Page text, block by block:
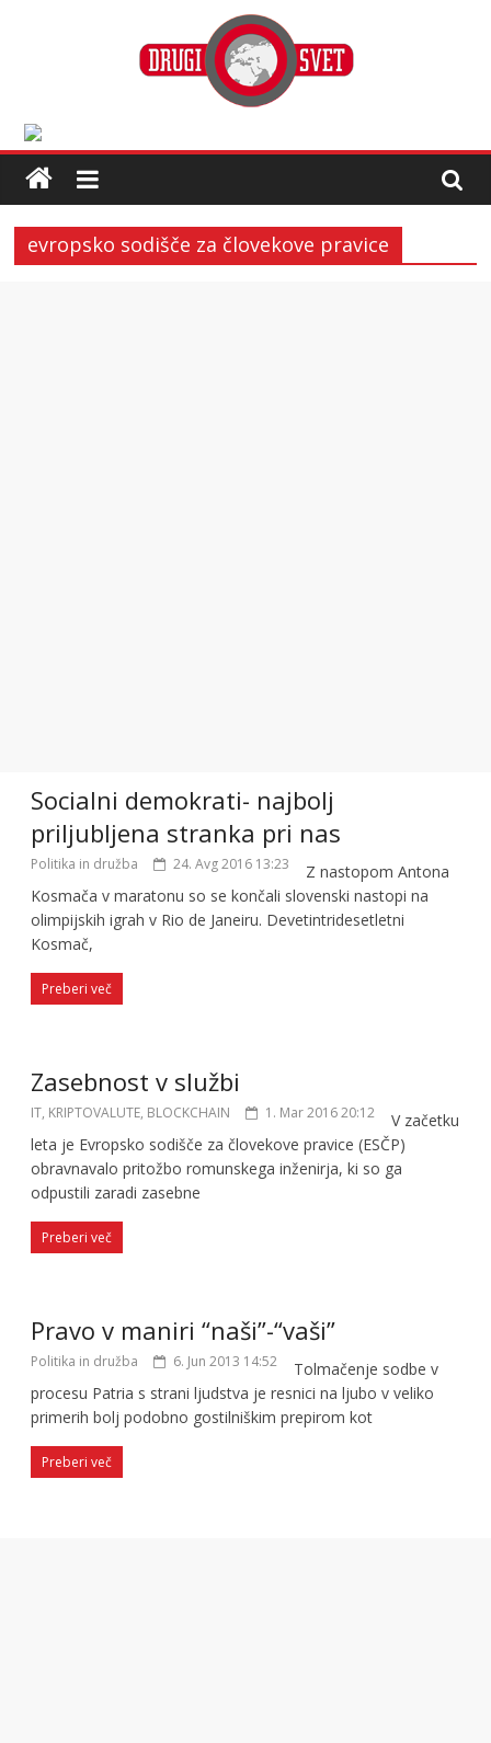
evropsko sodišče za človekove pravice
Socialni demokrati- najbolj
priljubljena stranka pri nas
Politika in družba 24. Avg 2016 13:23
Z nastopom Antona
Kosmača v maratonu so se končali slovenski nastopi na
olimpijskih igrah v Rio de Janeiru. Devetintridesetletni
Kosmač,
Preberi več
Zasebnost v službi
IT, KRIPTOVALUTE, BLOCKCHAIN 1. Mar 2016 20:12
V začetku
leta je Evropsko sodišče za človekove pravice (ESČP)
obravnavalo pritožbo romunskega inženirja, ki so ga
odpustili zaradi zasebne
Preberi več
Pravo v maniri “naši”-“vaši”
Politika in družba 6. Jun 2013 14:52
Tolmačenje sodbe v
procesu Patria s strani ljudstva je resnici na ljubo v veliko
primerih bolj podobno gostilniškim prepirom kot
Preberi več